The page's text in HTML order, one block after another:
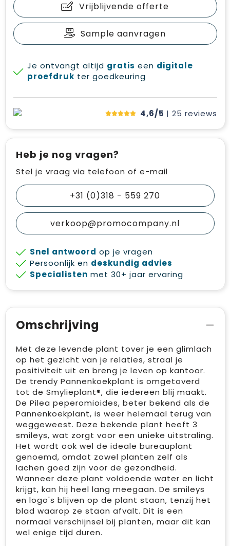
Vrijblijvende offerte
Sample aanvragen
Je ontvangt altijd gratis een digitale
proefdruk ter goedkeuring
4,6/5 | 25 reviews
Heb je nog vragen?
Stel je vraag via telefoon of e-mail
+31 (0)318 - 559 270
verkoop@promocompany.nl
Snel antwoord op je vragen
Persoonlijk en deskundig advies
Specialisten met 30+ jaar ervaring
Omschrijving
Met deze levende plant tover je een glimlach
op het gezicht van je relaties, straal je
positiviteit uit en breng je leven op kantoor.
De trendy Pannenkoekplant is omgetoverd
tot de Smylieplant®, die iedereen blij maakt.
De Pilea peperomioides, beter bekend als de
Pannenkoekplant, is weer helemaal terug van
weggeweest. Deze bekende plant heeft 3
smileys, wat zorgt voor een unieke uitstraling.
Het wordt ook wel de ideale bureauplant
genoemd, omdat zowel planten zelf als
lachen goed zijn voor de gezondheid.
Wanneer deze plant voldoende water en licht
krijgt, kan hij heel lang meegaan. De smileys
en logo's blijven op de plant staan, tenzij het
blad waarop ze staan afvalt. Dit is een
normaal verschijnsel bij planten, maar dit kan
wel enige tijd duren.